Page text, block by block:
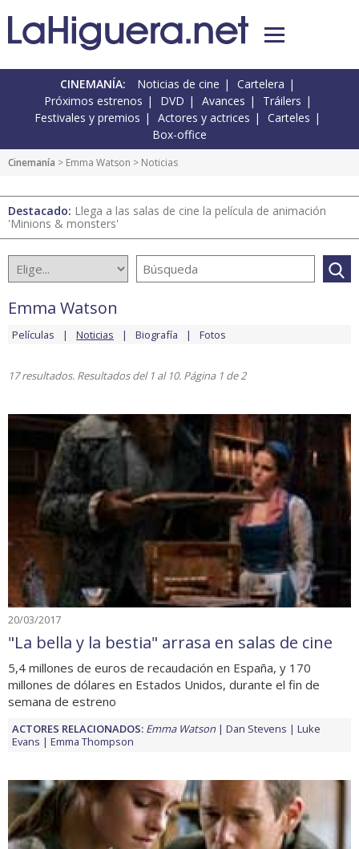
CINEMANÍA: Noticias de cine
Cartelera
Próximos estrenos
DVD Avances
Tráilers
Festivales y premios
Actores y actrices
Carteles
Box-office
Cinemanía > Emma Watson > Noticias
Destacado: Llega a las salas de cine la película de animación
'Minions & monsters'
Emma Watson
Películas Noticias Biografía Fotos
17 resultados. Resultados del 1 al 10. Página 1 de 2
20/03/2017
"La bella y la bestia" arrasa en salas de cine
5,4 millones de euros de recaudación en España, y 170
millones de dólares en Estados Unidos, durante el fin de
semana de estreno
ACTORES RELACIONADOS: Emma Watson Dan Stevens
Luke
Evans
Emma Thompson